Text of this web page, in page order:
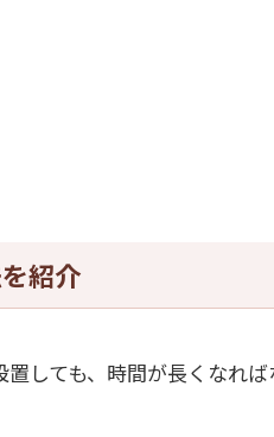
紹介
しても、時間が長くなれ